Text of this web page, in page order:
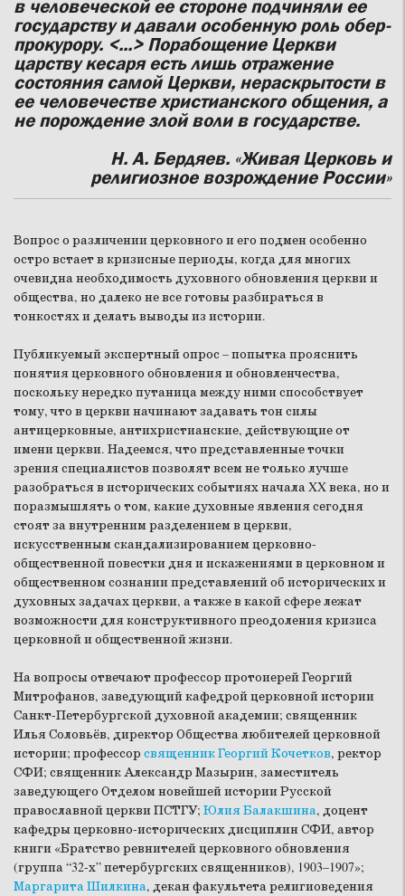
в человеческой ее стороне подчиняли ее
государству и давали особенную роль обер-
прокурору. <...> Порабощение Церкви
царству кесаря есть лишь отражение
состояния самой Церкви, нераскрытости в
ее человечестве христианского общения, а
не порождение злой воли в государстве.
Н. А. Бердяев. «Живая Церковь и
религиозное возрождение России»
Вопрос о различении церковного и его подмен особенно
остро встает в кризисные периоды, когда для многих
очевидна необходимость духовного обновления церкви и
общества, но далеко не все готовы разбираться в
тонкостях и делать выводы из истории.
Публикуемый экспертный опрос – попытка прояснить
понятия церковного обновления и обновленчества,
поскольку нередко путаница между ними способствует
тому, что в церкви начинают задавать тон силы
антицерковные, антихристианские, действующие от
имени церкви. Надеемся, что представленные точки
зрения специалистов позволят всем не только лучше
разобраться в исторических событиях начала XX века, но и
поразмышлять о том, какие духовные явления сегодня
стоят за внутренним разделением в церкви,
искусственным скандализированием церковно-
общественной повестки дня и искажениями в церковном и
общественном сознании представлений об исторических и
духовных задачах церкви, а также в какой сфере лежат
возможности для конструктивного преодоления кризиса
церковной и общественной жизни.
На вопросы отвечают профессор протоиерей Георгий
Митрофанов, заведующий кафедрой церковной истории
Санкт-Петербургской духовной академии; священник
Илья Соловьёв, директор Общества любителей церковной
истории; профессор священник Георгий Кочетков, ректор
СФИ; священник Александр Мазырин, заместитель
заведующего Отделом новейшей истории Русской
православной церкви ПСТГУ; Юлия Балакшина, доцент
кафедры церковно-исторических дисциплин СФИ, автор
книги «Братство ревнителей церковного обновления
(группа “32-х” петербургских священников), 1903–1907»;
Маргарита Шилкина, декан факультета религиоведения